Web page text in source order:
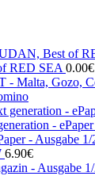
RED SEA 0.00€
-
6.90€